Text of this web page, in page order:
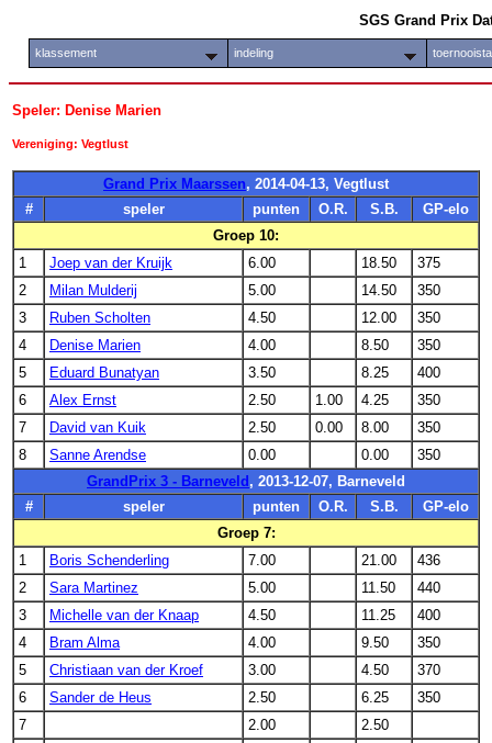
SGS Grand Prix
klassement indeling
Speler: Denise Marien
Vereniging: Vegtlust
Grand Prix Maarssen, 2014-04-13, Vegtlust
#
speler punten O.R. S.B.
GP-elo
Groep 10:
1
Joep van der Kruijk 6.00 18.50
375
2
Milan Mulderij 5.00 14.50
350
3
Ruben Scholten 4.50 12.00
350
4
Denise Marien 4.00 8.50
350
5
Eduard Bunatyan 3.50 8.25
400
6
Alex Ernst 2.50 1.00 4.25
350
7
David van Kuik 2.50 0.00 8.00
350
8
Sanne Arendse 0.00 0.00
350
GrandPrix 3 - Barneveld , 2013-12-07, Barneveld
#
speler punten O.R. S.B.
GP-elo
Groep 7:
1
Boris Schenderling 7.00 21.00
436
2
Sara Martinez 5.00 11.50
440
3
Michelle van der Knaap 4.50 11.25
400
4
Bram Alma 4.00 9.50
350
5
Christiaan van der Kroef 3.00 4.50
370
6
Sander de Heus 2.50 6.25
350
7
2.00
2.50